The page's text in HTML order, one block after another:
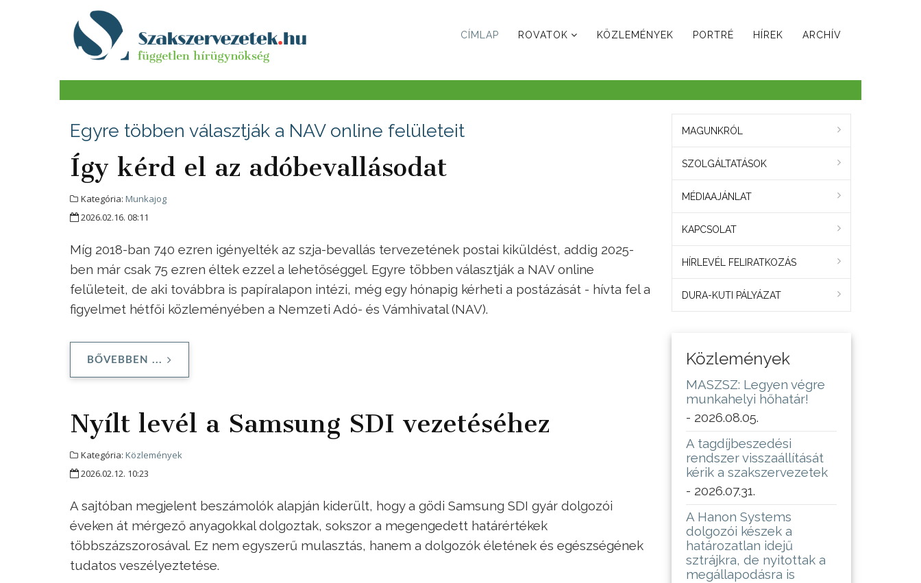
CÍMLAP ROVATOK KÖZLEMÉNYEK PORTRÉ HÍREK ARCHÍV
Egyre többen választják a NAV online felületeit
Így kérd el az adóbevallásodat
Kategória: Munkajog
2026.02.16. 08:11
Míg 2018-ban 740 ezren igényelték az szja-bevallás tervezetének postai kiküldést, addig 2025-
ben már csak 75 ezren éltek ezzel a lehetőséggel. Egyre többen választják a NAV online
felületeit, de aki továbbra is papíralapon intézi, még egy hónapig kérheti a postázását - hívta fel a
figyelmet hétfői közleményében a Nemzeti Adó- és Vámhivatal (NAV).
BŐVEBBEN ...
Nyílt levél a Samsung SDI vezetéséhez
Kategória: Közlemények
2026.02.12. 10:23
A sajtóban megjelent beszámolók alapján kiderült, hogy a gödi Samsung SDI gyár dolgozói
éveken át mérgező anyagokkal dolgoztak, sokszor a megengedett határértékek
többszázszorosával. Ez nem egyszerű mulasztás, hanem a dolgozók életének és egészségének
tudatos veszélyeztetése.
MAGUNKRÓL
SZOLGÁLTATÁSOK
MÉDIAAJÁNLAT
KAPCSOLAT
HÍRLEVÉL FELIRATKOZÁS
DURA-KUTI PÁLYÁZAT
Közlemények
MASZSZ: Legyen végre
munkahelyi hőhatár!
- 2026.08.05.
A tagdíjbeszedési
rendszer visszaállítását
kérik a szakszervezetek
- 2026.07.31.
A Hanon Systems
dolgozói készek a
határozatlan idejű
sztrájkra, de nyitottak a
megállapodásra is